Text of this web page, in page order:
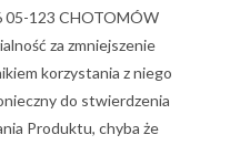
05-123 CHOTOMÓW
za zmniejszenie
korzystania z niego
do stwierdzenia
Produktu, chyba że